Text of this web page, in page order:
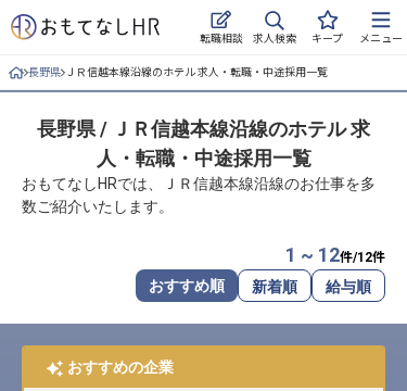
転職相談 求人検索 キープ メニュー
ログイン
求人・施設を探す
キープした求人
おもてなしHRについて
よくある質問
長野県 ＪＲ信越本線沿線のホテル 求人・転職・中途採用一覧
長野県 / ＪＲ信越本線沿線のホテル 求
人・転職・中途採用一覧
おもてなしHRでは、ＪＲ信越本線沿線のお仕事を多
数ご紹介いたします。
1 ~ 12件/12件
おすすめ順 新着順 給与順
おすすめの企業